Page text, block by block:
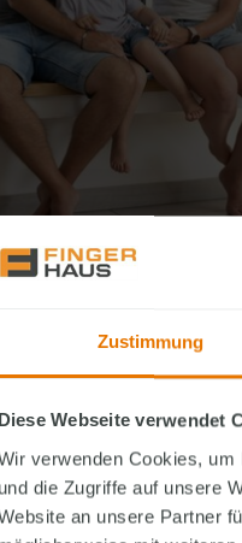
Zustimmung
Diese Webseite verwendet
verwenden Cookies,
und die Zugriffe auf unsere
an unsere Partner